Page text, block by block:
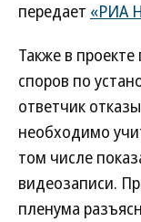
передает «РИА
Также в
споров по
ответчик
необходимо
том числе
видеозаписи.
пленума